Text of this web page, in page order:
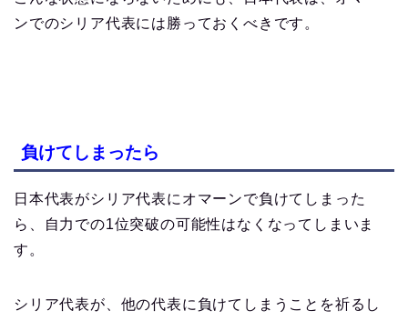
ンでのシリア代表には勝っておくべきです。
負けてしまったら
日本代表がシリア代表にオマーンで負けてしまった
ら、自力での1位突破の可能性はなくなってしまいま
す。
シリア代表が、他の代表に負けてしまうことを祈るし